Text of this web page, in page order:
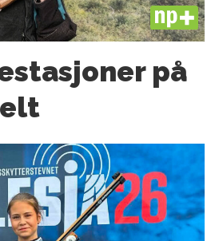
PLUS
på